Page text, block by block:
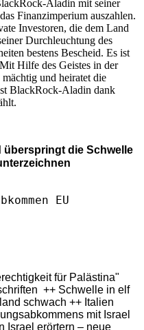
Aladin mit seiner
Finanzimperium auszahlen.
Investoren, die dem Land
Durchleuchtung des
bestens Bescheid. Es ist
Hilfe des Geistes in der
und heiratet die
BlackRock-Aladin dank
die Schwelle
für Palästina"
++ Schwelle in elf
schwach ++ Italien
mit Israel
Israel erörtern – neue